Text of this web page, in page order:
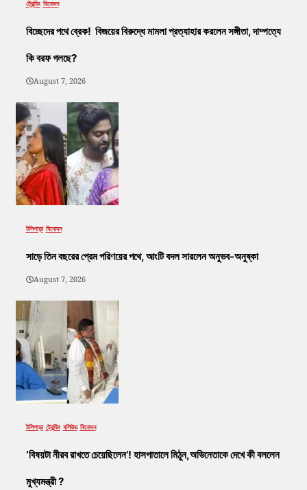
ট্রেন্ডিং বিনোদন
বিচ্ছেদের পথে ব্রেক! বিজয়ের বিরুদ্ধে মামলা প্রত্যাহার করলেন সঙ্গীতা, দাম্পত্যে
কি বরফ গলছে?
August 7, 2026
টলিপাড়া বিনোদন
সাড়ে তিন বছরের প্রেম পরিণয়ের পথে, আংটি বদল সারলেন অনুভব-অনুষ্কা
August 7, 2026
টলিপাড়া ট্রেন্ডিং বলিউড বিনোদন
‘বিষয়টা নীরব রাখতে চেয়েছিলেন’! হাসপাতালে মিঠুন,অভিনেতাকে দেখে কী বললেন
মুখ্যমন্ত্রী ?